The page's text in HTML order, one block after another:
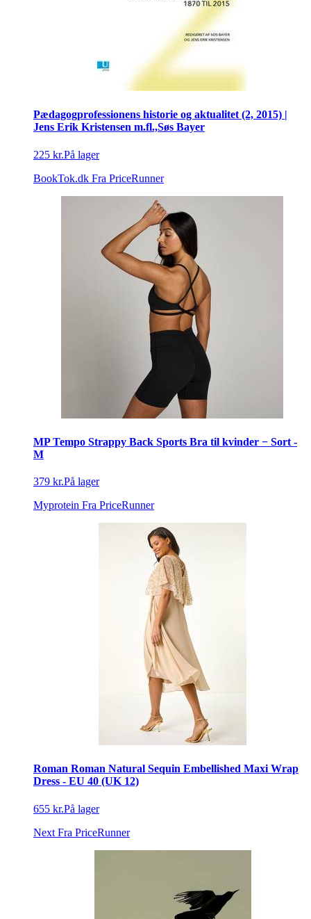
Pædagogprofessionens historie og aktualitet (2, 2015) |
Jens Erik Kristensen m.fl.,Søs Bayer
225 kr.På lager
BookTok.dk Fra PriceRunner
MP Tempo Strappy Back Sports Bra til kvinder − Sort -
M
379 kr.På lager
Myprotein Fra PriceRunner
Roman Roman Natural Sequin Embellished Maxi Wrap
Dress - EU 40 (UK 12)
655 kr.På lager
Next Fra PriceRunner